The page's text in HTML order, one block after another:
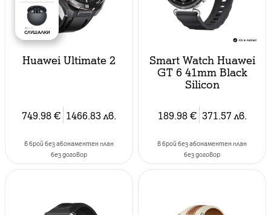
СЛУШАЛКИ
Huawei Ultimate 2
749.98€ 1466.83лв.
в брой без абонаментен план
без договор
Smart Watch Huawei
GT 6 41mm Black
Silicon
189.98 € 371.57 лв.
в брой без абонаментен план
без договор